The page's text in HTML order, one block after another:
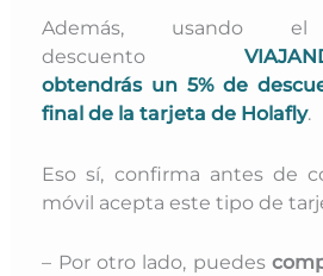
Además, usando
descuento
obtendrás un 5% de
final de la tarjeta de Holafly.
Eso sí, confirma antes de
móvil acepta este tipo de
– Por otro lado, puedes